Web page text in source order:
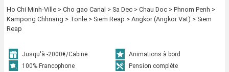
Ho Chi Minh-Ville > Cho gao Canal > Sa Dec > Chau Doc > Phnom Penh >
Kampong Chhnang > Tonle > Siem Reap > Angkor (Angkor Vat) > Siem
Reap
Jusqu'à -2000€/Cabine
Animations à bord
100% Francophone
Pension complète